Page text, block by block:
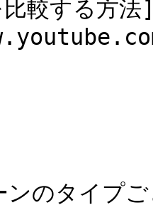
比較する方
ンのタイプ